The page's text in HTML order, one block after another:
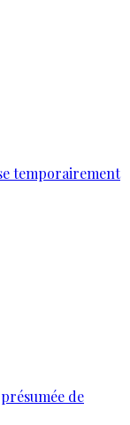
temporairement
de